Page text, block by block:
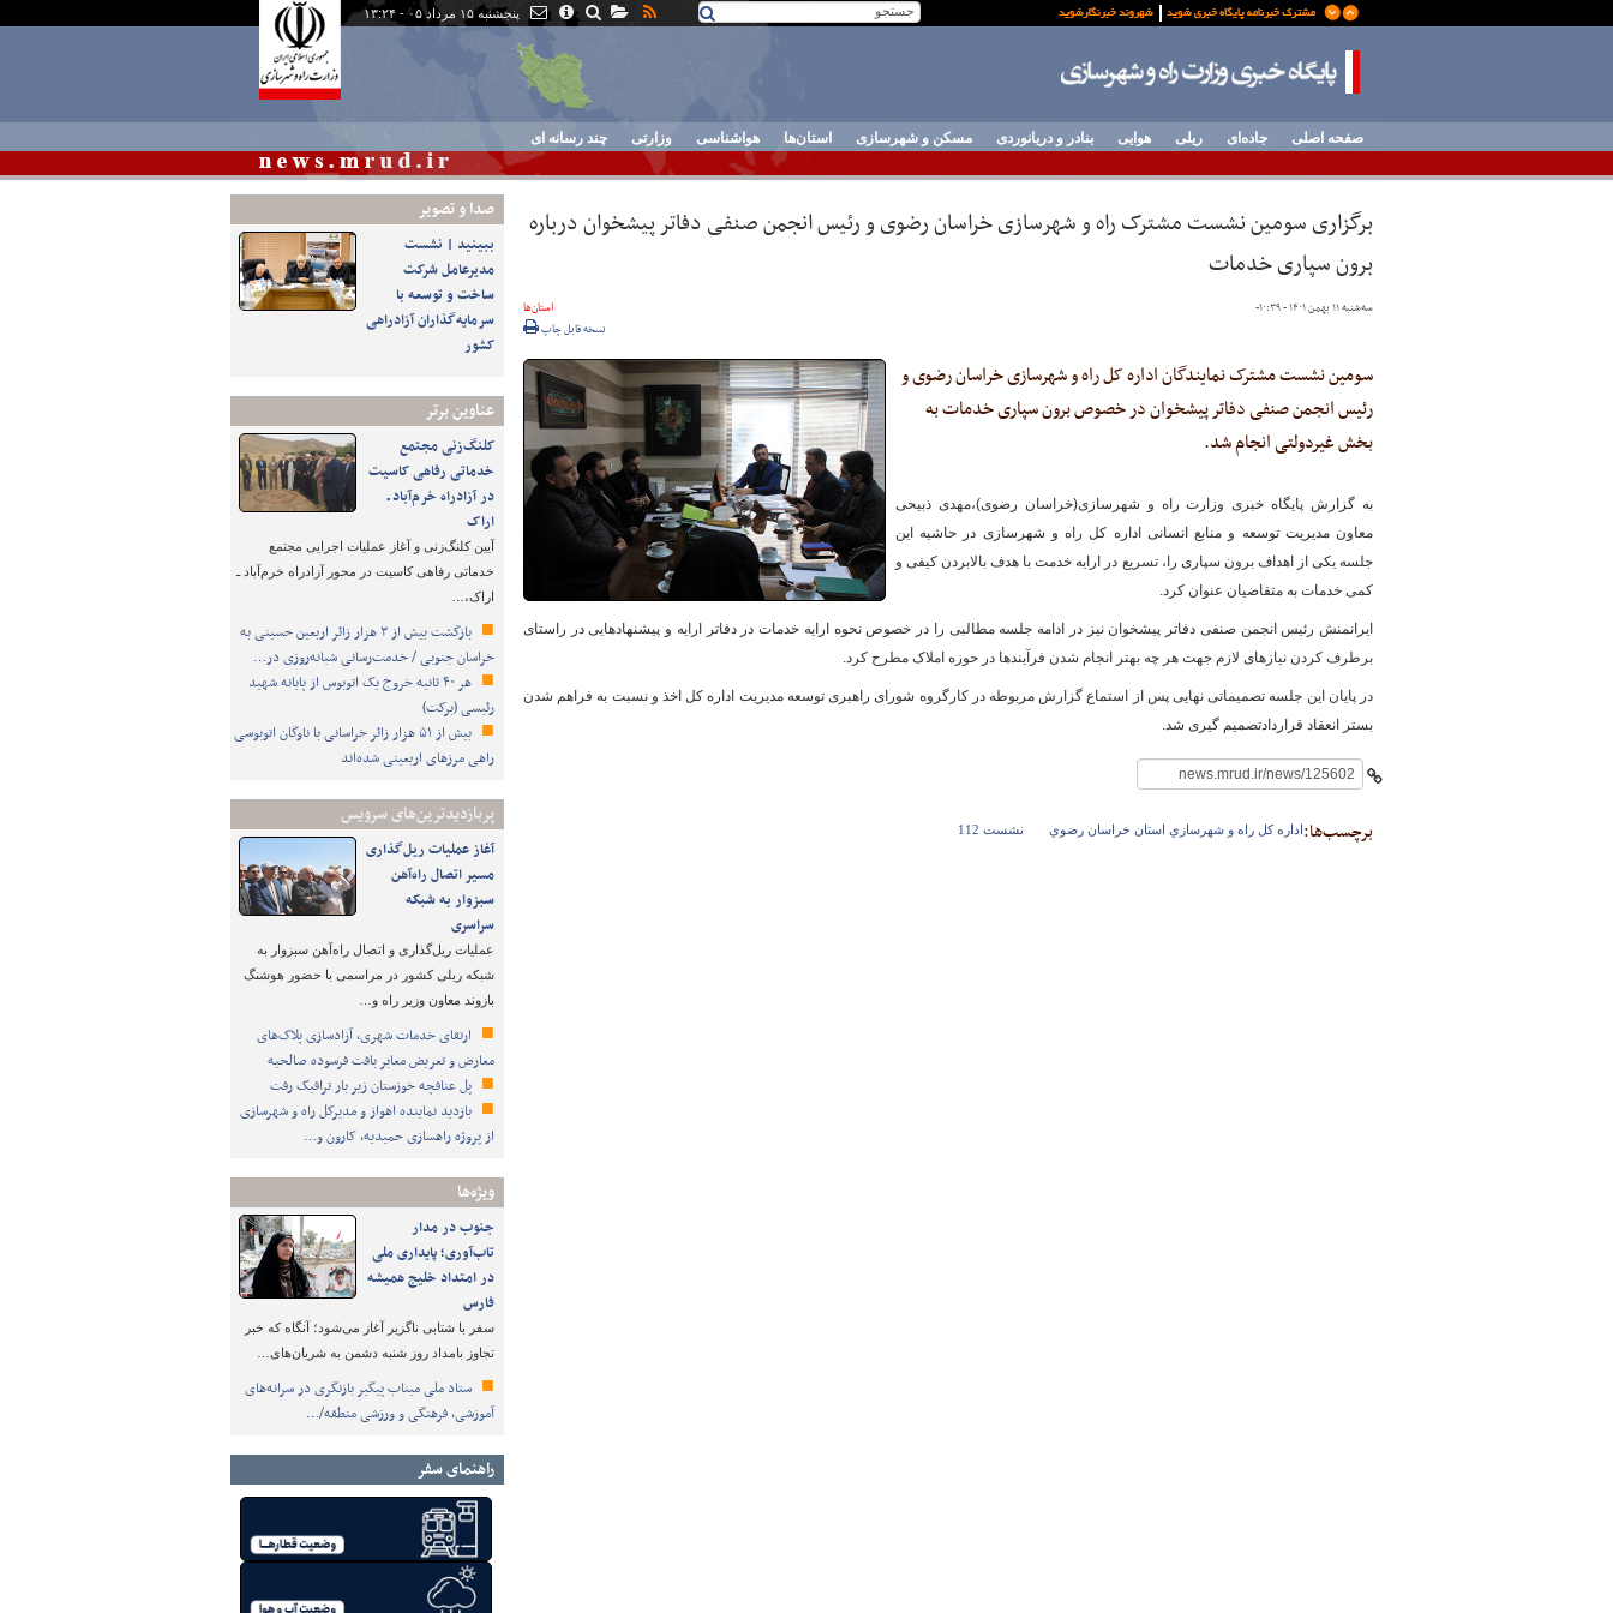
پنجشنبه ۱۵ مرداد ۰۵ - ۱۳:۲۴
پایگاه خبری وزارت راه و
صفحه اصلی جاده‌ای ریلی هوایی بنادر و دریانوردی مسکن و شهرسازی استان‌ها هواشناسی وزارتی چند رسانه ای
صدا و تصوير
ببینید | نشست
مدیرعامل شرکت
ساخت و توسعه با
سرمایه‌گذاران آزادراهی
کشور
عناوین برتر
کلنگ‌زنی مجتمع
خدماتی رفاهی کاسیت
در آزادراه خرم‌آباد ـ
اراک
آیین کلنگ‌زنی و آغاز عملیات اجرایی مجتمع
خدماتی رفاهی کاسیت در محور آزادراه خرم‌آباد ـ
اراک،…
بازگشت بیش از ۳ هزار زائر اربعین حسینی به
خراسان جنوبی / خدمت‌رسانی شبانه‌روزی در…
هر ۴۰ ثانیه خروج یک اتوبوس از پایانه شهید
رئیسی (برکت)
بیش از ۵۱ هزار زائر خراسانی با ناوگان اتوبوسی
راهی مرزهای اربعینی شده‌اند
پربازدیدترین‌های سرویس
آغاز عملیات ریل‌گذاری
مسیر اتصال راه‌آهن
سبزوار به شبکه
سراسری
عملیات ریل‌گذاری و اتصال راه‌آهن سبزوار به
شبکه ریلی کشور در مراسمی با حضور هوشنگ
بازوند معاون وزیر راه و…
ارتقای خدمات شهری، آزادسازی پلاک‌های
معارض و تعریض معابر بافت فرسوده صالحیه
پل عنافچه خوزستان زیر بار ترافیک رفت
بازدید نماینده اهواز و مدیرکل راه و شهرسازی
از پروژه راهسازی حمیدیه، کارون و…
ویژه‌ها
جنوب در مدار
تاب‌آوری؛ پایداری ملی
در امتداد خلیج همیشه
فارس
سفر با شتابی ناگزیر آغاز می‌شود؛ آنگاه که خبر
تجاوز بامداد روز شنبه دشمن به شریان‌های…
ستاد ملی میناب پیگیر بازنگری در سرانه‌های
آموزشی، فرهنگی و ورزشی منطقه/…
راهنمای سفر
برگزاری سومین نشست مشترک راه و شهرسازی خراسان رضوی و رئیس انجمن صنفی دفاتر پیشخوان درباره
برون سپاری خدمات
سه‌شنبه ۱۱ بهمن ۱۴۰۱ - ۱۰:۳۹ -
استان‌ها
نسخه قابل چاپ
سومین نشست مشترک نمایندگان اداره کل راه و شهرسازی خراسان رضوی و
رئیس انجمن صنفی دفاتر پیشخوان در خصوص برون سپاری خدمات به
بخش غیردولتی انجام شد.
به گزارش پایگاه خبری وزارت راه و شهرسازی(خراسان رضوی)،مهدی ذبیحی
معاون مدیریت توسعه و منابع انسانی اداره کل راه و شهرسازی در حاشیه این
جلسه یکی از اهداف برون سپاری را، تسریع در ارایه خدمت با هدف بالابردن کیفی و
کمی خدمات به متقاضیان عنوان کرد.
ایرانمنش رئیس انجمن صنفی دفاتر پیشخوان نیز در ادامه جلسه مطالبی را در خصوص نحوه ارایه خدمات در دفاتر ارایه و پیشنهادهایی در راستای
برطرف کردن نیازهای لازم جهت هر چه بهتر انجام شدن فرآیندها در حوزه املاک مطرح کرد.
در پایان این جلسه تصمیماتی نهایی پس از استماع گزارش مربوطه در کارگروه شورای راهبری توسعه مدیریت اداره کل اخذ و نسبت به فراهم شدن
بستر انعقاد قراردادتصمیم گیری شد.
برچسب‌ها:اداره كل راه و شهرسازي استان خراسان رضوي نشست 112